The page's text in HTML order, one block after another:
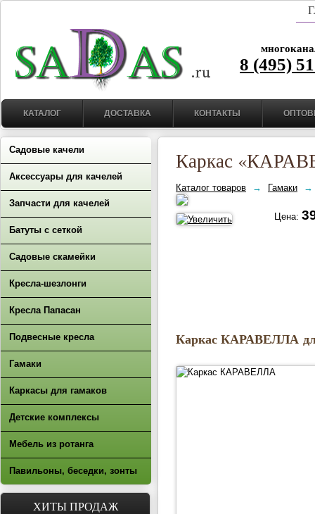
8 (495)
КАТАЛОГ ДОСТАВКА КОНТАКТЫ
Садовые качели
Аксессуары для качелей
Запчасти для качелей
Батуты с сеткой
Садовые скамейки
Кресла-шезлонги
Кресла Папасан
Подвесные кресла
Гамаки
Каркасы для гамаков
Детские комплексы
Мебель из ротанга
Павильоны, беседки, зонты
ХИТЫ ПРОДАЖ
Каркас
Каталог товаров → Гамаки →
Цена:
Каркас КАРАВЕЛЛА